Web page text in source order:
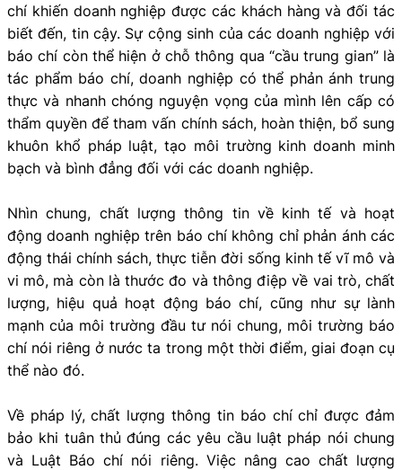
chí khiến doanh nghiệp được các khách hàng và đối tác
biết đến, tin cậy. Sự cộng sinh của các doanh nghiệp với
báo chí còn thể hiện ở chỗ thông qua “cầu trung gian” là
tác phẩm báo chí, doanh nghiệp có thể phản ánh trung
thực và nhanh chóng nguyện vọng của mình lên cấp có
thẩm quyền để tham vấn chính sách, hoàn thiện, bổ sung
khuôn khổ pháp luật, tạo môi trường kinh doanh minh
bạch và bình đẳng đối với các doanh nghiệp.
Nhìn chung, chất lượng thông tin về kinh tế và hoạt
động doanh nghiệp trên báo chí không chỉ phản ánh các
động thái chính sách, thực tiễn đời sống kinh tế vĩ mô và
vi mô, mà còn là thước đo và thông điệp về vai trò, chất
lượng, hiệu quả hoạt động báo chí, cũng như sự lành
mạnh của môi trường đầu tư nói chung, môi trường báo
chí nói riêng ở nước ta trong một thời điểm, giai đoạn cụ
thể nào đó.
Về pháp lý, chất lượng thông tin báo chí chỉ được đảm
bảo khi tuân thủ đúng các yêu cầu luật pháp nói chung
và Luật Báo chí nói riêng. Việc nâng cao chất lượng